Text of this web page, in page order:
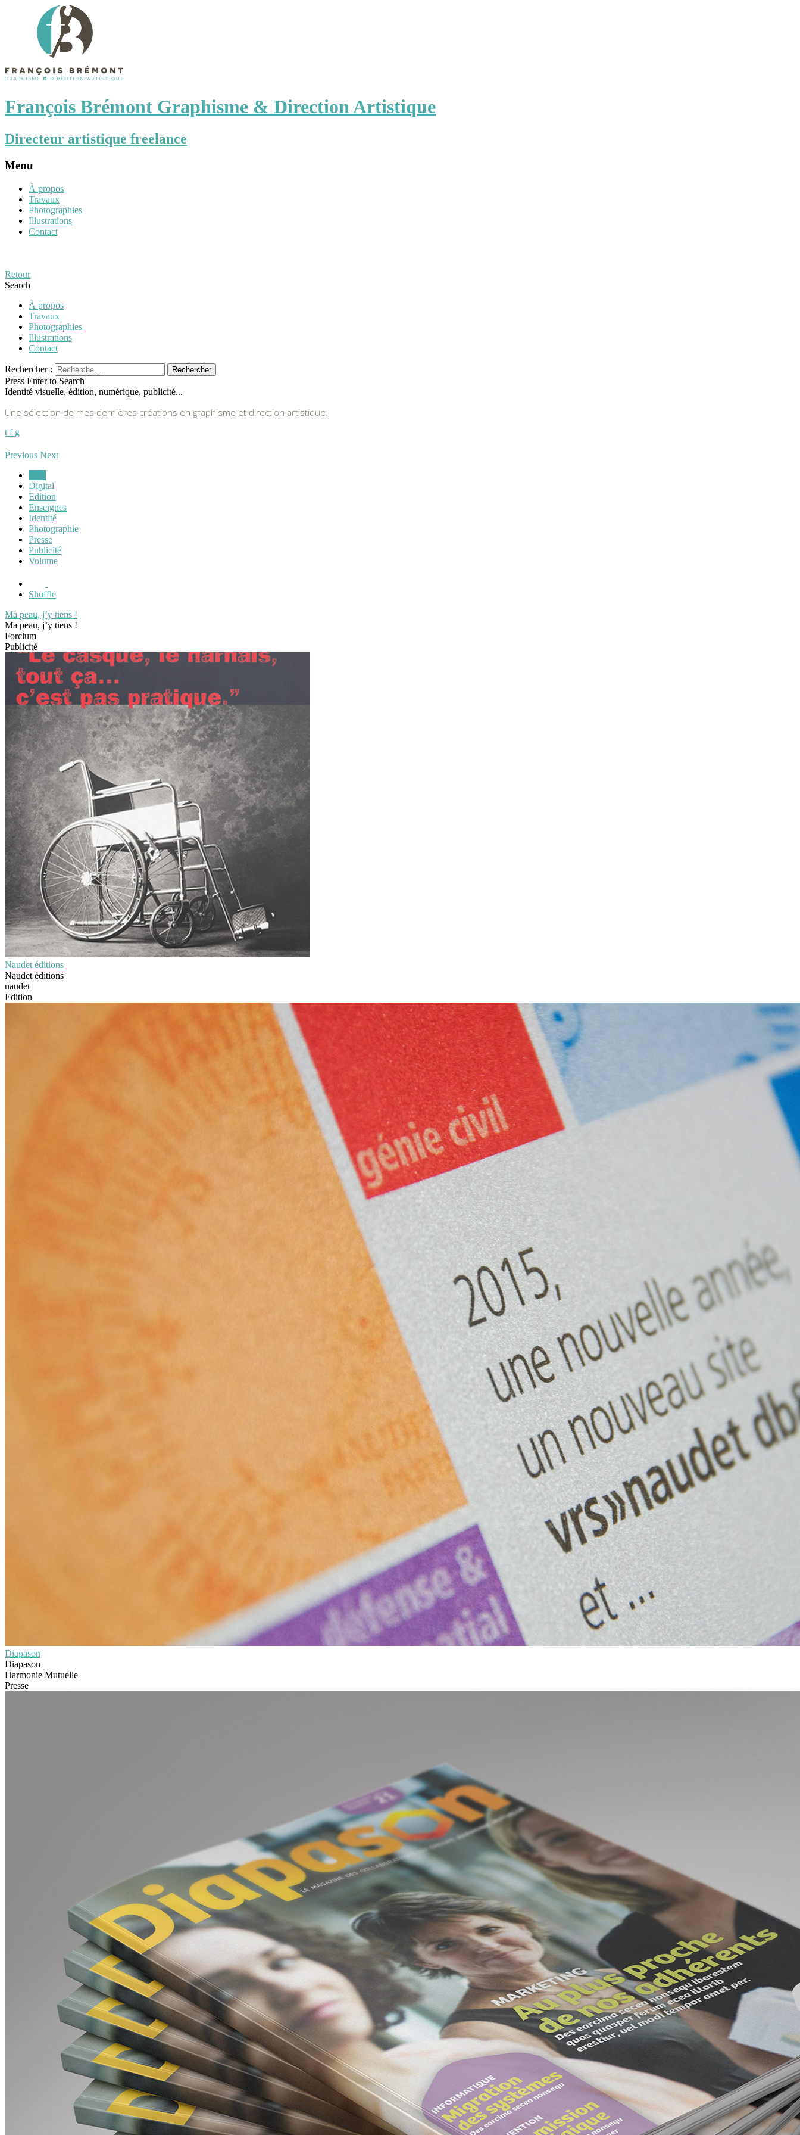
François Brémont Graphisme & Direction Artistique
Directeur artistique freelance
Menu
À propos
Travaux
Photographies
Illustrations
Contact
Retour
Search
À propos
Travaux
Photographies
Illustrations
Contact
Rechercher :
Press Enter to Search
Identité visuelle, édition, numérique, publicité...
Une sélection de mes dernières créations en graphisme et direction artistique.
t f g
Previous Next
Digital
Edition
Enseignes
Identité
Photographie
Presse
Publicité
Volume
Shuffle
Ma peau, j’y tiens !
Ma peau, j’y tiens !
Forclum
Publicité
Naudet éditions
Naudet éditions
naudet
Edition
Diapason
Diapason
Harmonie Mutuelle
Presse